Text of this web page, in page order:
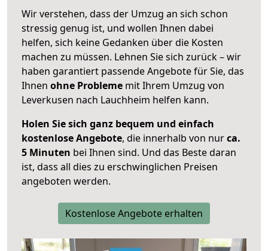
Wir verstehen, dass der Umzug an sich schon
stressig genug ist, und wollen Ihnen dabei
helfen, sich keine Gedanken über die Kosten
machen zu müssen. Lehnen Sie sich zurück – wir
haben garantiert passende Angebote für Sie, das
Ihnen ohne Probleme mit Ihrem Umzug von
Leverkusen nach Lauchheim helfen kann.
Holen Sie sich ganz bequem und einfach
kostenlose Angebote, die innerhalb von nurca.
5 Minuten bei Ihnen sind. Und das Beste daran
ist, dass all dies zu erschwinglichen Preisen
angeboten werden.
Kostenlose Angebote erhalten